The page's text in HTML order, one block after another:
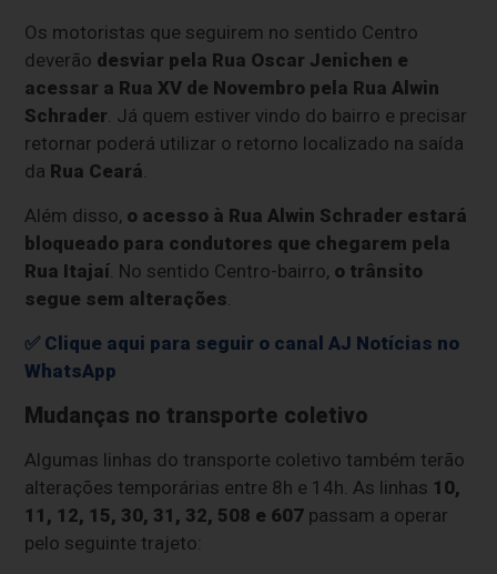
Os motoristas que seguirem no sentido Centro
deverão desviar pela Rua Oscar Jenichen e
acessar a Rua XV de Novembro pela Rua Alwin
Schrader . Já quem estiver vindo do bairro e precisar
retornar poderá utilizar o retorno localizado na saída
da Rua Ceará
Além disso, o acesso à Rua Alwin Schrader estará
bloqueado para condutores que chegarem pela
Rua Itajaí . No sentido Centro-bairro, o trânsito
segue sem alterações
✅ Clique aqui para seguir o canal AJ Notícias no
WhatsApp
Mudanças no transporte coletivo
Algumas linhas do transporte coletivo também terão
alterações temporárias entre 8h e 14h. As linhas 10,
11, 12, 15, 30, 31, 32, 508 e 607 passam a operar
pelo seguinte trajeto: